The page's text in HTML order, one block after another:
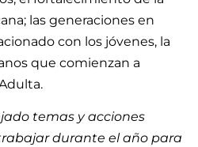
las generaciones en
con los jóvenes, la
que comienzan a
temas y acciones
durante el año para